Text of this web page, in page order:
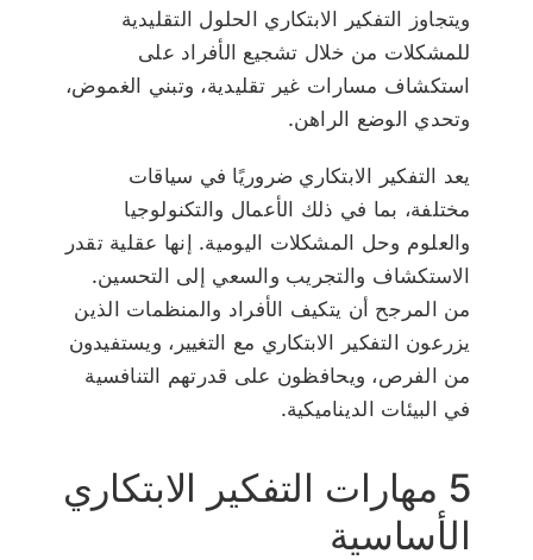
ويتجاوز التفكير الابتكاري الحلول التقليدية
للمشكلات من خلال تشجيع الأفراد على
استكشاف مسارات غير تقليدية، وتبني الغموض،
وتحدي الوضع الراهن.
يعد التفكير الابتكاري ضروريًا في سياقات
مختلفة، بما في ذلك الأعمال والتكنولوجيا
والعلوم وحل المشكلات اليومية. إنها عقلية تقدر
الاستكشاف والتجريب والسعي إلى التحسين.
من المرجح أن يتكيف الأفراد والمنظمات الذين
يزرعون التفكير الابتكاري مع التغيير، ويستفيدون
من الفرص، ويحافظون على قدرتهم التنافسية
في البيئات الديناميكية.
5 مهارات التفكير الابتكاري
الأساسية